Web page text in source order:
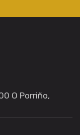
O Porriño,